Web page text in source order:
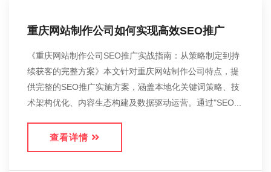
重庆网站制作公司如何实现高效SEO推广
《重庆网站制作公司SEO推广实战指南：从策略制定到持
续获客的完整方案》本文针对重庆网站制作公司特点，提
供完整的SEO推广实施方案，涵盖本地化关键词策略、技
术架构优化、内容生态构建及数据驱动运营。通过"SEO...
查看详情